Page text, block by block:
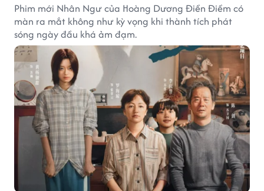
Phim mới Nhân Ngư của Hoàng Dương Điền Điềm có
màn ra mắt không như kỳ vọng khi thành tích phát
sóng ngày đầu khá ảm đạm.